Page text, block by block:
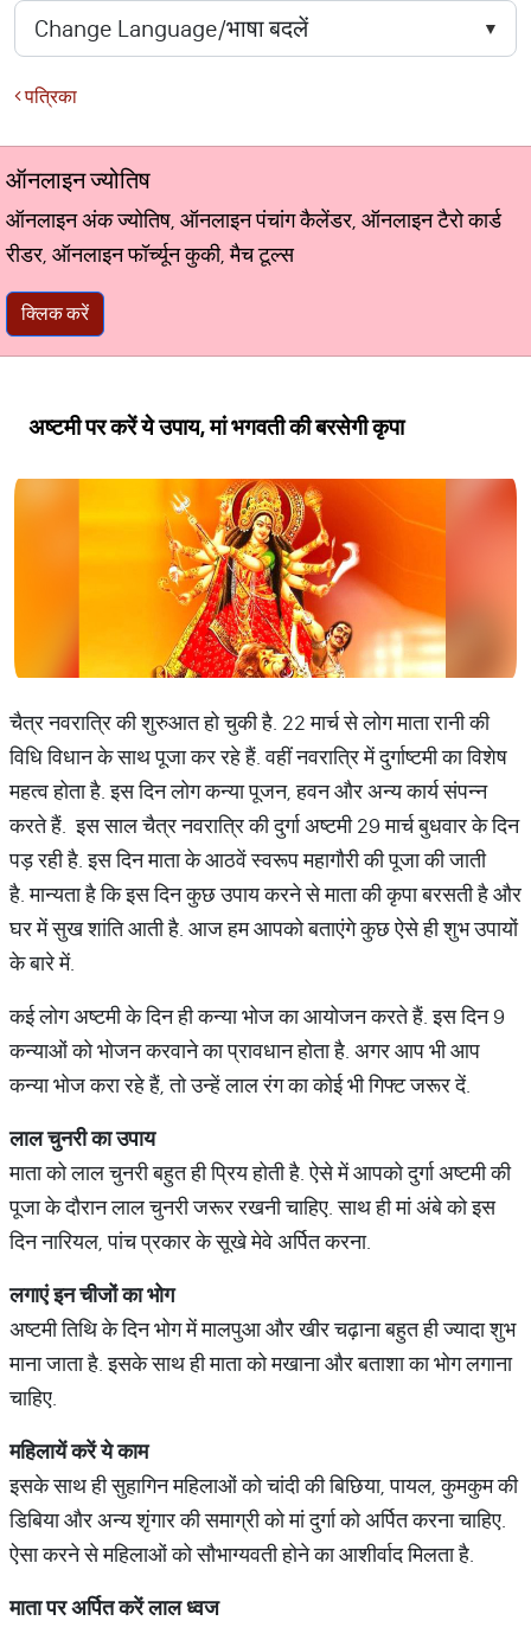
पत्रिका
ऑनलाइन ज्योतिष
ऑनलाइन अंक ज्योतिष, ऑनलाइन पंचांग कैलेंडर, ऑनलाइन टैरो कार्ड
रीडर, ऑनलाइन फॉर्च्यून कुकी, मैच टूल्स
क्लिक करें
अष्टमी पर करें ये उपाय, मां भगवती की बरसेगी कृपा
चैत्र नवरात्रि की शुरुआत हो चुकी है. 22 मार्च से लोग माता रानी की
विधि विधान के साथ पूजा कर रहे हैं. वहीं नवरात्रि में दुर्गाष्टमी का विशेष
महत्व होता है. इस दिन लोग कन्या पूजन, हवन और अन्य कार्य संपन्न
करते हैं. इस साल चैत्र नवरात्रि की दुर्गा अष्टमी 29 मार्च बुधवार के दिन
पड़ रही है. इस दिन माता के आठवें स्वरूप महागौरी की पूजा की जाती
है. मान्यता है कि इस दिन कुछ उपाय करने से माता की कृपा बरसती है और
घर में सुख शांति आती है. आज हम आपको बताएंगे कुछ ऐसे ही शुभ उपायों
के बारे में.
कई लोग अष्टमी के दिन ही कन्या भोज का आयोजन करते हैं. इस दिन 9
कन्याओं को भोजन करवाने का प्रावधान होता है. अगर आप भी आप
कन्या भोज करा रहे हैं, तो उन्हें लाल रंग का कोई भी गिफ्ट जरूर दें.
लालचुनरीकाउपाय
माता को लाल चुनरी बहुत ही प्रिय होती है. ऐसे में आपको दुर्गा अष्टमी की
पूजा के दौरान लाल चुनरी जरूर रखनी चाहिए. साथ ही मां अंबे को इस
दिन नारियल, पांच प्रकार के सूखे मेवे अर्पित करना.
लगाएंइनचीजोंकाभोग
अष्टमी तिथि के दिन भोग में मालपुआ और खीर चढ़ाना बहुत ही ज्यादा शुभ
माना जाता है. इसके साथ ही माता को मखाना और बताशा का भोग लगाना
चाहिए.
महिलायेंकरेंयेकाम
इसके साथ ही सुहागिन महिलाओं को चांदी की बिछिया, पायल, कुमकुम की
डिबिया और अन्य शृंगार की समाग्री को मां दुर्गा को अर्पित करना चाहिए.
ऐसा करने से महिलाओं को सौभाग्यवती होने का आशीर्वाद मिलता है.
मातापरअर्पितकरेंलालध्वज